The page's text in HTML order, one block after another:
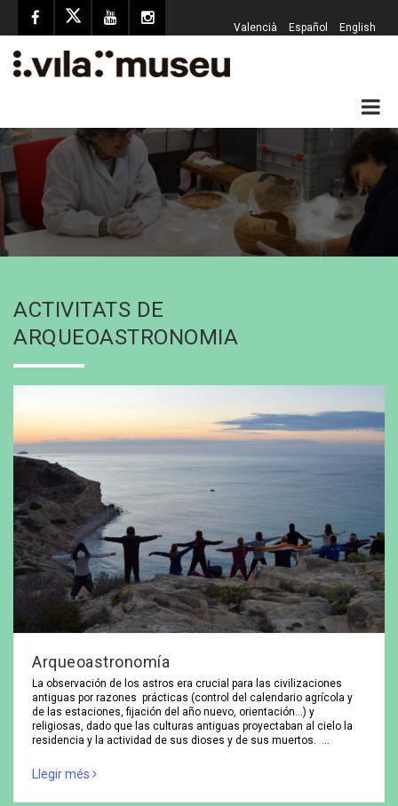
Valencià Español English
ACTIVITATS DE
ARQUEOASTRONOMIA
Arqueoastronomía
La observación de los astros era crucial para las civilizaciones
antiguas por razones prácticas (control del calendario agrícola y
de las estaciones, fijación del año nuevo, orientación…) y
religiosas, dado que las culturas antiguas proyectaban al cielo la
residencia y la actividad de sus dioses y de sus muertos. …
Llegir més